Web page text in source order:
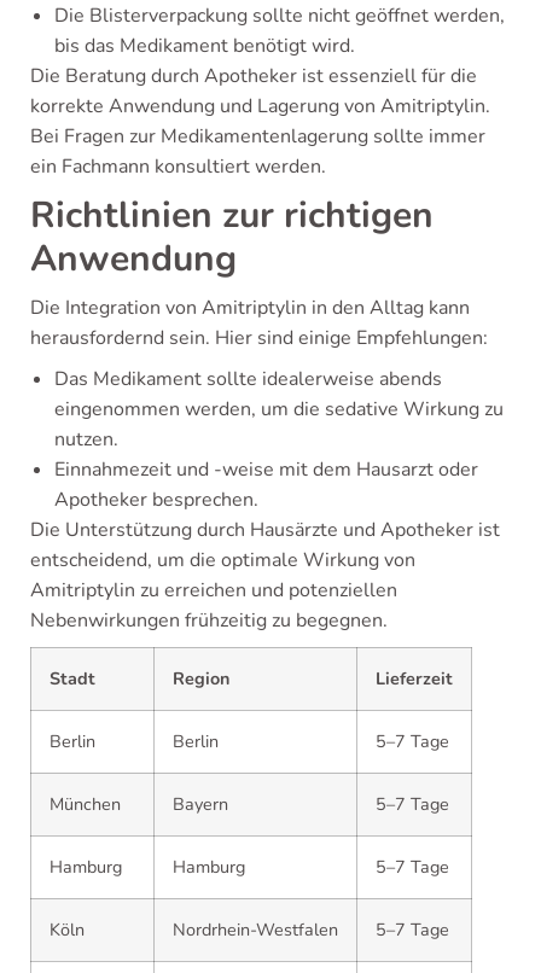
Die Blisterverpackung sollte nicht geöffnet werden,
bis das Medikament benötigt wird.
Die Beratung durch Apotheker ist essenziell für die
korrekte Anwendung und Lagerung von Amitriptylin.
Bei Fragen zur Medikamentenlagerung sollte immer
ein Fachmann konsultiert werden.
Richtlinien zur richtigen
Anwendung
Die Integration von Amitriptylin in den Alltag kann
herausfordernd sein. Hier sind einige Empfehlungen:
Das Medikament sollte idealerweise abends
eingenommen werden, um die sedative Wirkung zu
nutzen.
Einnahmezeit und -weise mit dem Hausarzt oder
Apotheker besprechen.
Die Unterstützung durch Hausärzte und Apotheker ist
entscheidend, um die optimale Wirkung von
Amitriptylin zu erreichen und potenziellen
Nebenwirkungen frühzeitig zu begegnen.
Stadt Region Lieferzeit
Berlin Berlin 5–7 Tage
München Bayern 5–7 Tage
Hamburg Hamburg 5–7 Tage
Köln Nordrhein-Westfalen 5–7 Tage